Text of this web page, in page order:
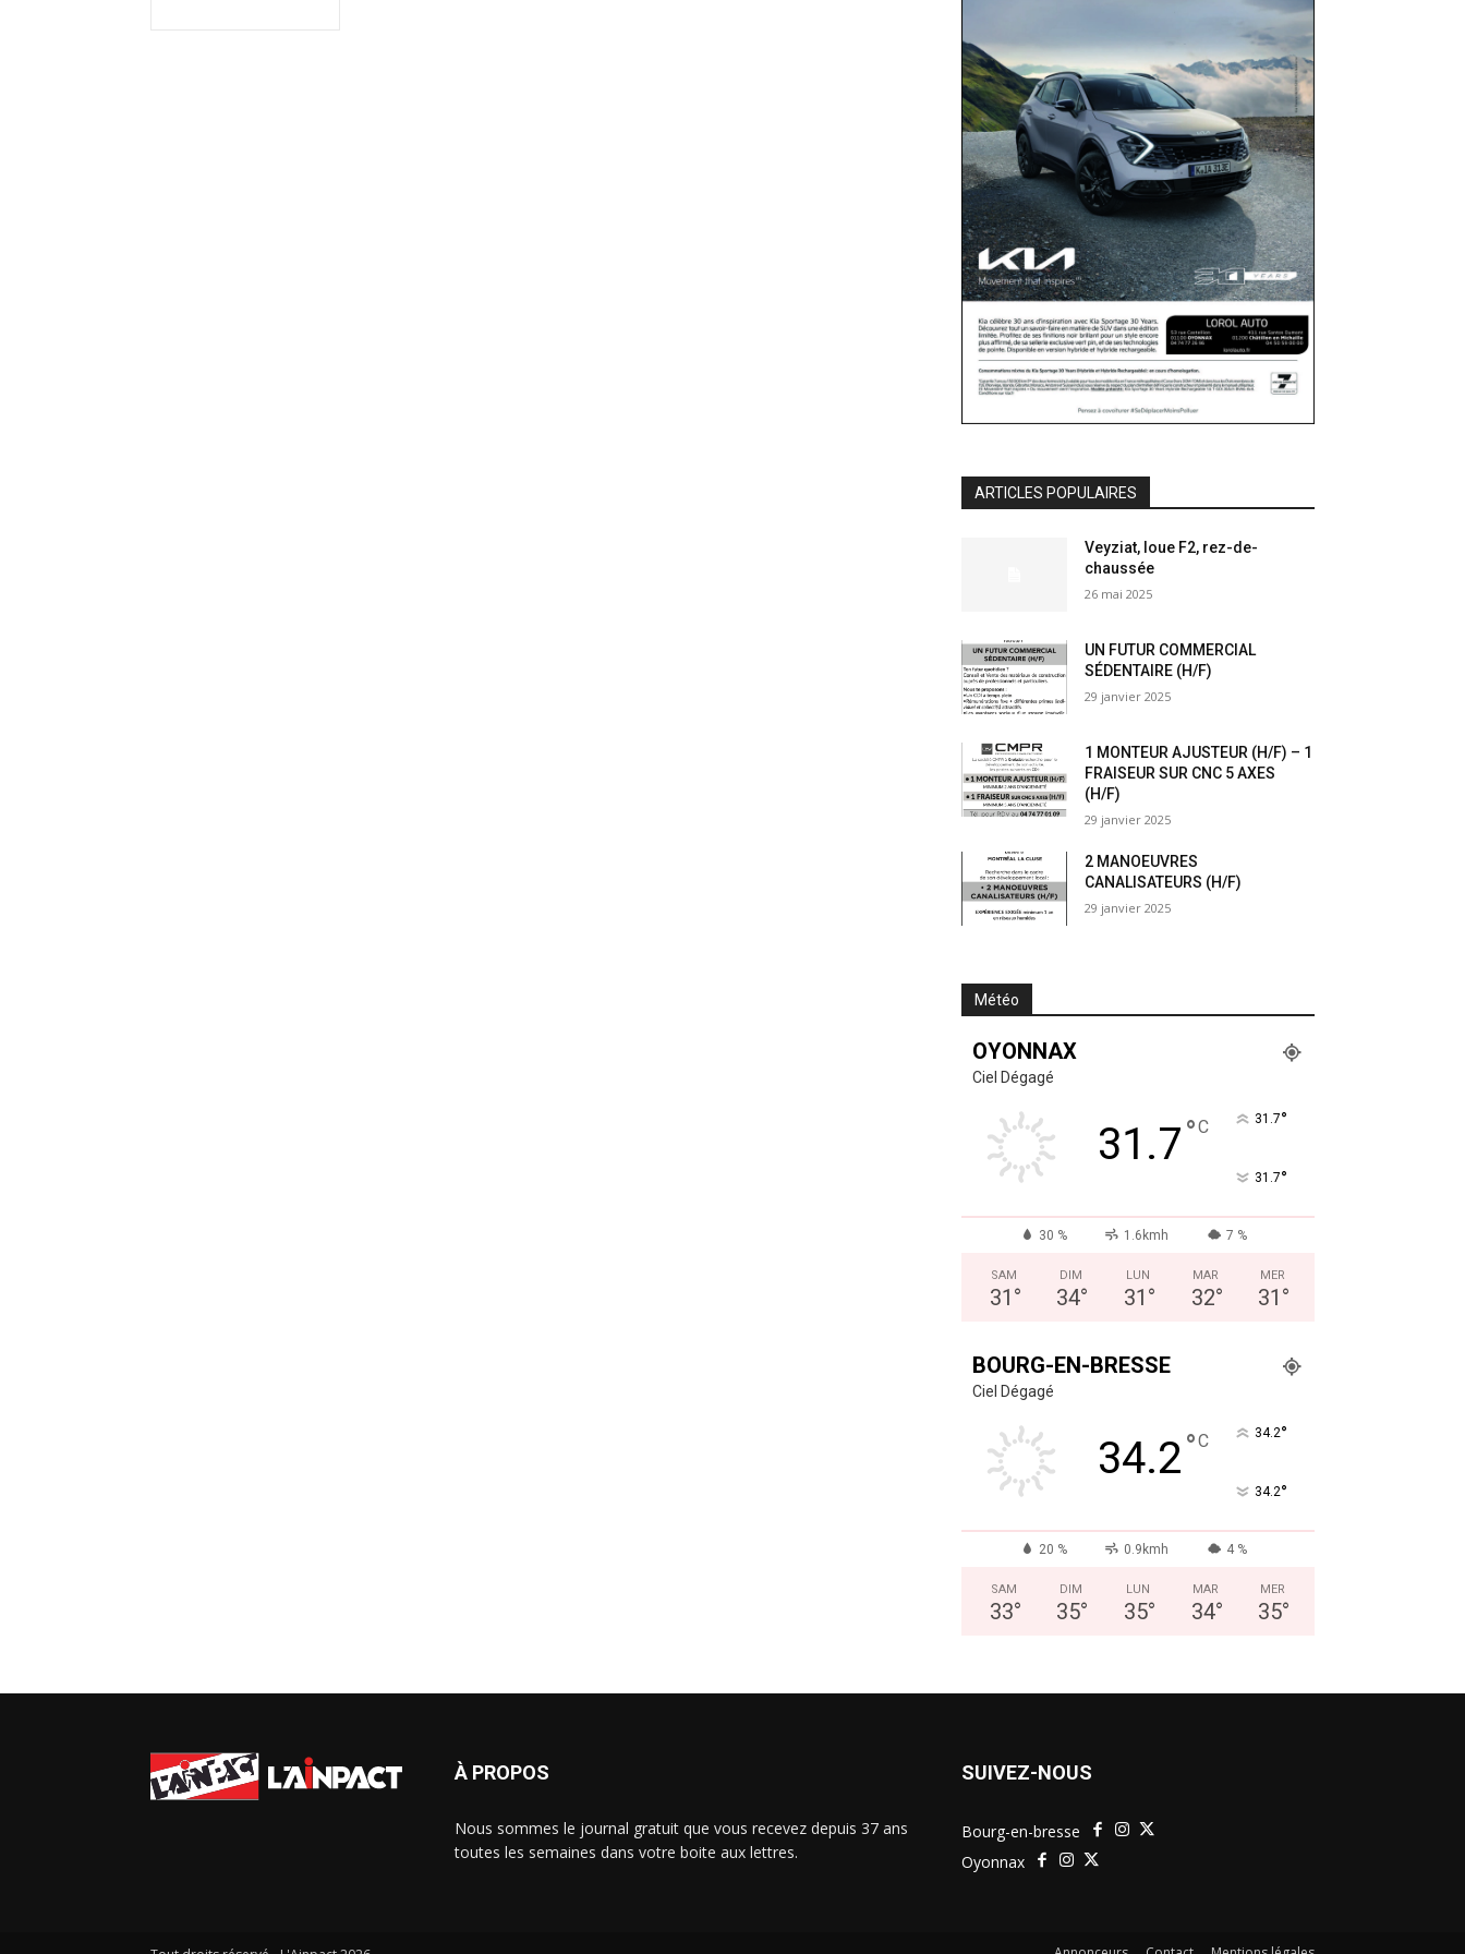
ARTICLES POPULAIRES
Veyziat, loue F2, rez-de-
chaussée
26 mai 2025
UN FUTUR COMMERCIAL
SÉDENTAIRE (H/F)
29 janvier 2025
1 MONTEUR AJUSTEUR (H/F) – 1
FRAISEUR SUR CNC 5 AXES
(H/F)
29 janvier 2025
2 MANOEUVRES
CANALISATEURS (H/F)
29 janvier 2025
Météo
OYONNAX
Ciel Dégagé
31.7°C 31.7°
31.7°
30 % 1.6kmh 7 %
SAM
31 °
DIM
34°
LUN
31 °
MAR
32°
MER
31 °
BOURG-EN-BRESSE
Ciel Dégagé
34.2°C 34.2°
34.2°
20 % 0.9kmh 4 %
SAM
33°
DIM
35°
LUN
35°
MAR
34°
MER
35°
À PROPOS
Nous sommes le journal gratuit que vous recevez depuis 37 ans
toutes les semaines dans votre boite aux lettres.
SUIVEZ-NOUS
Bourg-en-bresse
Oyonnax